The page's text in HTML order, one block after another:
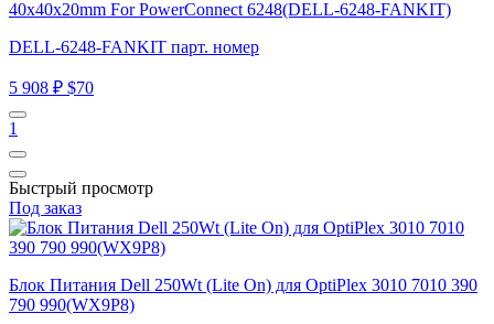
40x40x20mm For PowerConnect 6248(DELL-6248-FANKIT)
DELL-6248-FANKIT парт. номер
5 908 ₽ $70
1
Быстрый просмотр
Под заказ
Блок Питания Dell 250Wt (Lite On) для OptiPlex 3010 7010 390
790 990(WX9P8)